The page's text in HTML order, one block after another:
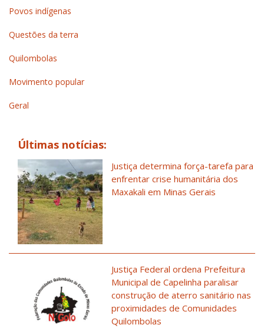
Povos indígenas
Questões da terra
Quilombolas
Movimento popular
Geral
Últimas notícias:
Justiça determina força-tarefa para
enfrentar crise humanitária dos
Maxakali em Minas Gerais
Justiça Federal ordena Prefeitura
Municipal de Capelinha paralisar
construção de aterro sanitário nas
proximidades de Comunidades
Quilombolas